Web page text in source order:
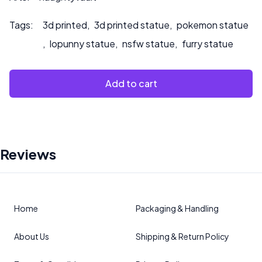
Tags: 3d printed, 3d printed statue, pokemon statue
, lopunny statue, nsfw statue, furry statue
Add to cart
Reviews
Home
About Us
Packaging & Handling
Shipping & Return Policy